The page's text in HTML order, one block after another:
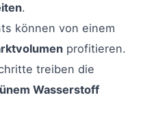
.
können von einem
profitieren.
treiben die
Wasserstoff